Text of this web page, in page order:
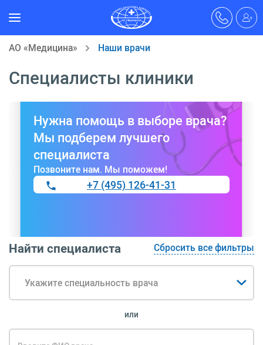
АО «Медицина» Наши врачи
Специалисты клиники
Нужна помощь в выборе врача?
Мы подберем лучшего
специалиста
Позвоните нам. Мы поможем!
+7 (495) 126-41-31
Найти специалиста Сбросить все фильтры
Укажите специальность врача
или